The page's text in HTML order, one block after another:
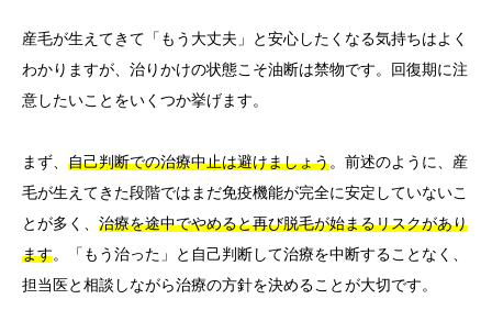
産毛が生えてきて「もう大丈夫」と安心したくなる気持ちはよく
わかりますが、治りかけの状態こそ油断は禁物です。回復期に注
意したいことをいくつか挙げます。
まず、 自己判断での治療中止は避けましょう。前述のように、産
毛が生えてきた段階ではまだ免疫機能が完全に安定していないこ
とが多く、 治療を途中でやめると再び脱毛が始まるリスクがあり
ます。「もう治った」と自己判断して治療を中断することなく、
担当医と相談しながら治療の方針を決めることが大切です。